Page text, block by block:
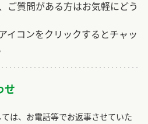
ご質問がある方はお気軽にどう
イコンをクリックするとチャッ
せ
は、お電話等でお返事させていた